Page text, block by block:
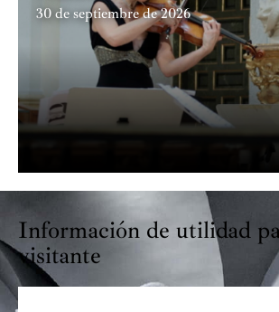
música de Aizpurua, García Álvarez,
Ha sido galardonado en numerosas
que cabe citar el Premio de Música de
Serrada (2009), Miembro de Honor de
(2009), Premio “Un diez para diez”
Servir de Rotary (2012), Hijo
30 de septiembre de 2026
Información de utilidad
visitante